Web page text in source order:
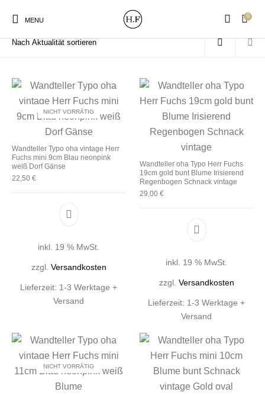
MENU
0
New Products On Sale! Wandteller Geschirrtücher
Gutscheine Magneten
Patches
Start / Produkte verschlagwortet mit „oha“
NICHT VORRÄTIG
Wandteller Typo oha vintage Herr
Fuchs mini 9cm Blau neonpink
weiß Dorf Gänse
22,50 €
inkl. 19 % MwSt.
zzgl. Versandkosten
Lieferzeit: 1-3 Werktage +
Versand
Wandteller oha Typo Herr Fuchs
19cm gold bunt Blume Irisierend
Regenbogen Schnack vintage
29,00 €
inkl. 19 % MwSt.
zzgl. Versandkosten
Lieferzeit: 1-3 Werktage +
Versand
NICHT VORRÄTIG